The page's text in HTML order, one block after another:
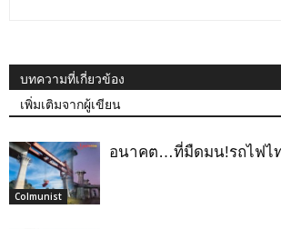
บทความที่เกี่ยวข้อง
เพิ่มเติมจากผู้เขียน
Colmunist
อนาคต…ที่มืดมน!รถไฟไ